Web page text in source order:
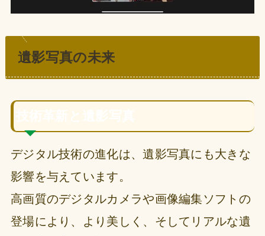
遺影写真の未来
デジタル技術の進化は、遺影写真にも大きな
影響を与えています。
高画質のデジタルカメラや画像編集ソフトの
登場により、より美しく、そしてリアルな遺